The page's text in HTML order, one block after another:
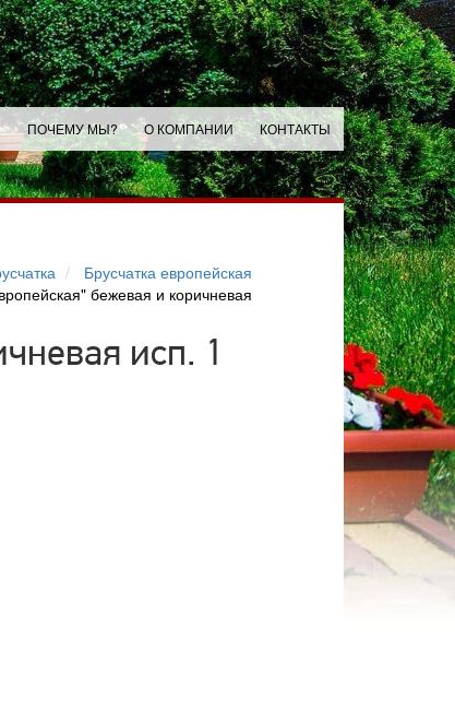
ПОЧЕМУ МЫ? О КОМПАНИИ КОНТАКТЫ
Брусчатка европейская
бежевая и коричневая
исп. 1